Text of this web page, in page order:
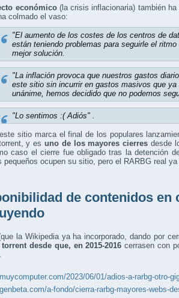
económico (la crisis inflacionaria) también
colmado el vaso:
"El aumento de los costes de los centros de
están teniendo problemas para seguirle el
mejor solución.
"La inflación provoca que nuestros gastos
este sitio sin incurrir en gastos masivos que
unánime, hemos decidido que no podemos
"Lo sentimos :( Adiós" .
sitio marca el final de los populares
y es uno de los mayores cierres desde
caso el cierre fue obligado tras la detención
pequeños ocupen su sitio, pero el RARBG real
de contenidos en
la Wikipedia ya ha incorporado, dando por
desde que, en 2015-2016 cerrasen con
2023/06/01/adios-a-rarbg-otro-
a-fondo/cierra-rarbg-mayores-webs-